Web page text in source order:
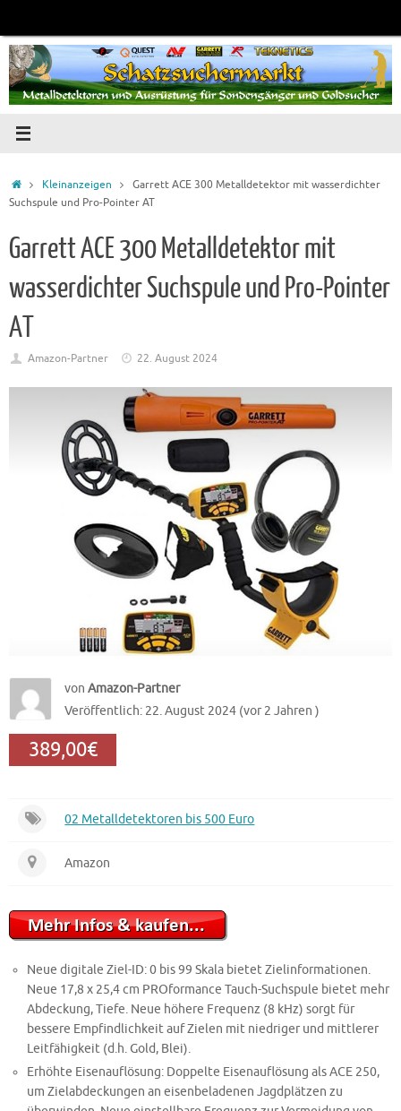
springen
Startseite
Kleinanzeigen
Garrett ACE 300 Metalldetektor mit wasserdichter
Suchspule und Pro-Pointer AT
Garrett ACE 300 Metalldetektor mit
wasserdichter Suchspule und Pro-Pointer
AT
Amazon-Partner 22. August 2024
von Amazon-Partner
Veröffentlich: 22. August 2024 (vor 2 Jahren )
389,00€
02 Metalldetektoren bis 500 Euro
Amazon
Neue digitale Ziel-ID: 0 bis 99 Skala bietet Zielinformationen.
Neue 17,8 x 25,4 cm PROformance Tauch-Suchspule bietet mehr
Abdeckung, Tiefe. Neue höhere Frequenz (8 kHz) sorgt für
bessere Empfindlichkeit auf Zielen mit niedriger und mittlerer
Leitfähigkeit (d.h. Gold, Blei).
Erhöhte Eisenauflösung: Doppelte Eisenauflösung als ACE 250,
um Zielabdeckungen an eisenbeladenen Jagdplätzen zu